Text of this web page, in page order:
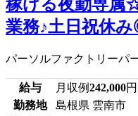
稼げる夜勤専属
業務♪土日祝休み
パーソルファクトリーパ
給与 月収例242,000円
勤務地
島根県 雲南市